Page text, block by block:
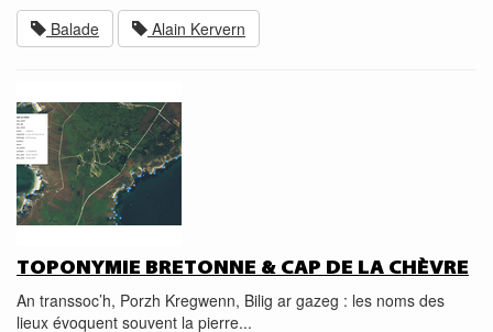
Balade
Alain Kervern
TOPONYMIE BRETONNE & CAP DE LA CHÈVRE
An transsoc’h, Porzh Kregwenn, Bilig ar gazeg : les noms des
lieux évoquent souvent la pierre...